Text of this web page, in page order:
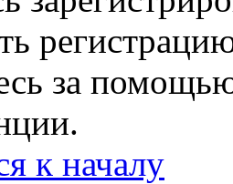
за
к началу